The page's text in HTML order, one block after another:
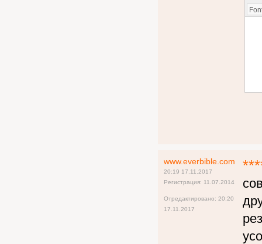
www.everbible.com
20:19 17.11.2017
Регистрация: 11.07.2014
Отредактировано: 20:20
17.11.2017